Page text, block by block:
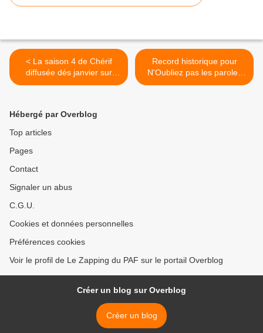
< La saison 4 de Chérif
diffusée dès janvier sur
France 2 (vidéo)
Record historique pour
N'Oubliez pas les paroles
sur France 2 >
Hébergé par Overblog
Top articles
Pages
Contact
Signaler un abus
C.G.U.
Cookies et données personnelles
Préférences cookies
Voir le profil de Le Zapping du PAF sur le portail Overblog
Créer un blog sur Overblog
Créer un blog